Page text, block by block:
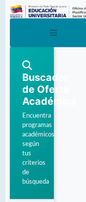
Buscador
de Oferta
Académica
Encuentra
programas
académicos
según
tus
criterios
de
búsqueda